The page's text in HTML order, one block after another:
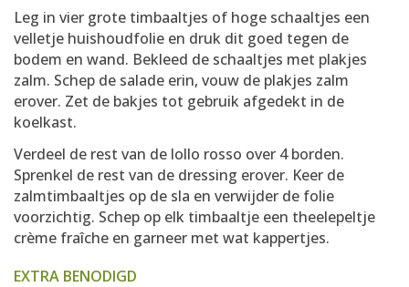
Leg in vier grote timbaaltjes of hoge schaaltjes een
velletje huishoudfolie en druk dit goed tegen de
bodem en wand. Bekleed de schaaltjes met plakjes
zalm. Schep de salade erin, vouw de plakjes zalm
erover. Zet de bakjes tot gebruik afgedekt in de
koelkast.
Verdeel de rest van de lollo rosso over 4 borden.
Sprenkel de rest van de dressing erover. Keer de
zalmtimbaaltjes op de sla en verwijder de folie
voorzichtig. Schep op elk timbaaltje een theelepeltje
crème fraîche en garneer met wat kappertjes.
EXTRA BENODIGD